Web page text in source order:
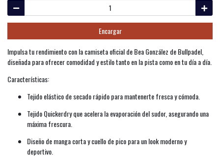
Encargar
Impulsa tu rendimiento con la camiseta oficial de Bea González de Bullpadel,
diseñada para ofrecer comodidad y estilo tanto en la pista como en tu día a día.
Características:
Tejido elástico de secado rápido para mantenerte fresca y cómoda.
Tejido Quickerdry que acelera la evaporación del sudor, asegurando una
máxima frescura.
Diseño de manga corta y cuello de pico para un look moderno y
deportivo.